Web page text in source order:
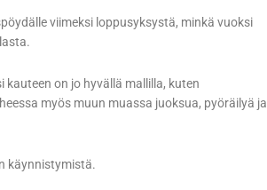
viimeksi loppusyksystä, minkä vuoksi
on jo hyvällä mallilla, kuten
myös muun muassa juoksua, pyöräilyä ja
käynnistymistä.